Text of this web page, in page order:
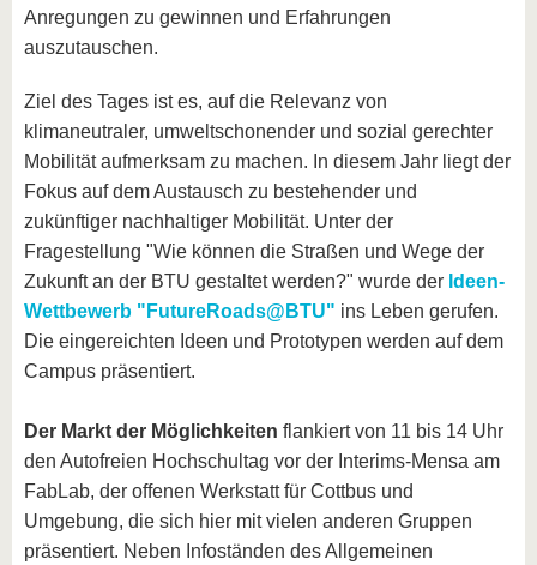
Anregungen zu gewinnen und Erfahrungen
auszutauschen.
Ziel des Tages ist es, auf die Relevanz von
klimaneutraler, umweltschonender und sozial gerechter
Mobilität aufmerksam zu machen. In diesem Jahr liegt der
Fokus auf dem Austausch zu bestehender und
zukünftiger nachhaltiger Mobilität. Unter der
Fragestellung "Wie können die Straßen und Wege der
Zukunft an der BTU gestaltet werden?" wurde der Ideen-
Wettbewerb "FutureRoads@BTU" ins Leben gerufen.
Die eingereichten Ideen und Prototypen werden auf dem
Campus präsentiert.
Der Markt der Möglichkeiten flankiert von 11 bis 14 Uhr
den Autofreien Hochschultag vor der Interims-Mensa am
FabLab, der offenen Werkstatt für Cottbus und
Umgebung, die sich hier mit vielen anderen Gruppen
präsentiert. Neben Infoständen des Allgemeinen